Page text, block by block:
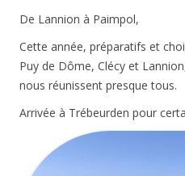
De Lannion à Paimpol,
Cette année, préparatifs et
Puy de Dôme, Clécy et
nous réunissent presque tous.
Arrivée à Trébeurden pour